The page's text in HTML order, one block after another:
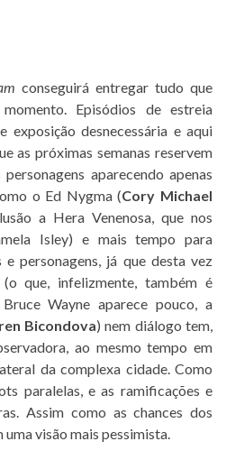
conseguirá entregar tudo que
Episódios de estreia
exposição desnecessária e aqui
as próximas semanas reservem
aparecendo apenas
o Ed Nygma (Cory Michael
a Hera Venenosa, que nos
Isley) e mais tempo para
personagens, já que desta vez
que, infelizmente, também é
Wayne aparece pouco, a
Bicondova) nem diálogo tem,
ao mesmo tempo em
da complexa cidade. Como
paralelas, e as ramificações e
Assim como as chances dos
visão mais pessimista.